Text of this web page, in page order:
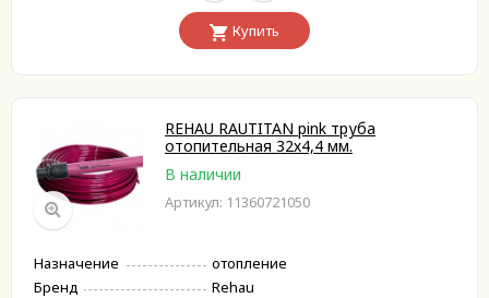
Купить
REHAU RAUTITAN pink труба
отопительная 32х4,4 мм.
В наличии
Артикул: 11360721050
Назначение
отопление
Бренд
Rehau